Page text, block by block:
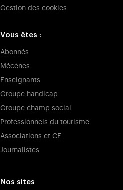
Gestion des cookies
Vous êtes :
Abonnés
Mécènes
Enseignants
Groupe handicap
Groupe champ social
Professionnels du tourisme
Associations et CE
Journalistes
Nos sites